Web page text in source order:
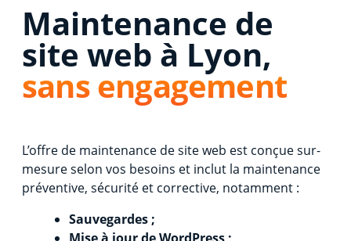
Maintenance de
site web à Lyon,
sans engagement
L’offre de maintenance de site web est conçue sur-
mesure selon vos besoins et inclut la maintenance
préventive, sécurité et corrective, notamment :
Sauvegardes ;